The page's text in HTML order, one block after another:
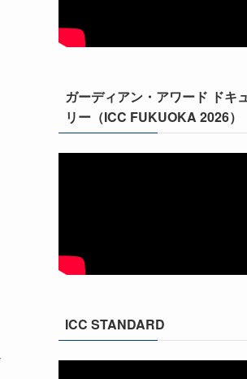
ガーディアン・アワード ドキ
リー（ICC FUKUOKA 2026）
ICC STANDARD